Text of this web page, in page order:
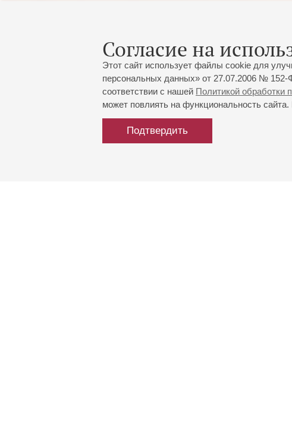
Согласие на
Этот сайт использует файлы cookie для
персональных данных» от 27.07.2006 №
соответствии с нашей Политикой обработки
может повлиять на функциональность сайта.
Подтвердить